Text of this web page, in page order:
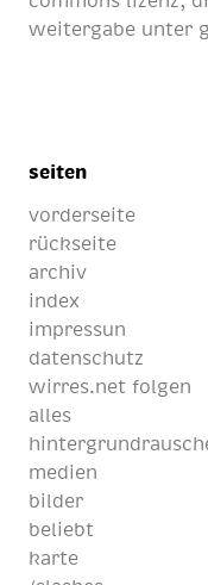
weitergabe unter
seiten
vorderseite
rückseite
archiv
index
impressun
datenschutz
wirres.net folgen
alles
medien
bilder
beliebt
karte